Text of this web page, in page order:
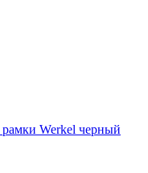
рамки Werkel черный